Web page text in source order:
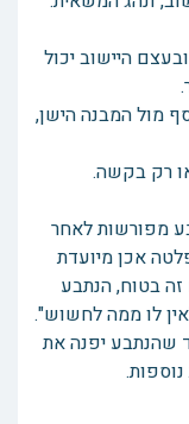
היישוב יכול
מול המבנה הישן,
רק בקשה.
מפורשות לאחר
אכן מיועדת
בטוח, הנתבע
לו ממה לחשוש".
שהנתבע יפנה את